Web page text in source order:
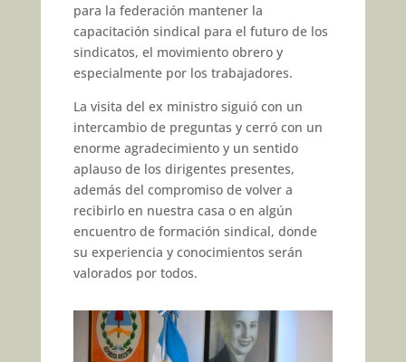
para la federación mantener la
capacitación sindical para el futuro de los
sindicatos, el movimiento obrero y
especialmente por los trabajadores.
La visita del ex ministro siguió con un
intercambio de preguntas y cerró con un
enorme agradecimiento y un sentido
aplauso de los dirigentes presentes,
además del compromiso de volver a
recibirlo en nuestra casa o en algún
encuentro de formación sindical, donde
su experiencia y conocimientos serán
valorados por todos.